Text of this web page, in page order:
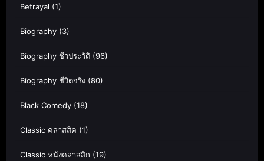
Betrayal (1)
Biography (3)
Biography ชีวประวัติ (96)
Biography ชีวิตจริง (80)
Black Comedy (18)
Classic คลาสสิค (1)
Classic หนังคลาสสิก (19)